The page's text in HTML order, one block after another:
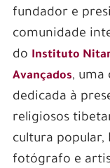
fundador e
comunidade
do Instituto
Avançados, uma
dedicada à
religiosos
cultura popular,
fotógrafo e